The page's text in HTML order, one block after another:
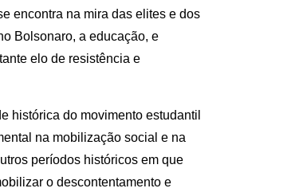
encontra na mira das elites e dos
Bolsonaro, a educação, e
elo de resistência e
histórica do movimento estudantil
na mobilização social e na
períodos históricos em que
o descontentamento e